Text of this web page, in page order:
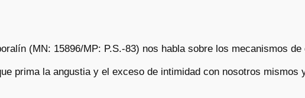
(MN: 15896/MP: P.S.-83) nos habla sobre los mecanismos de
prima la angustia y el exceso de intimidad con nosotros mismos